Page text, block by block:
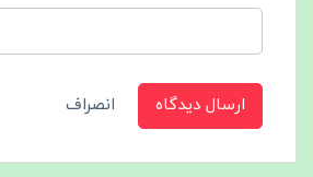
ارسال دیدگاه انصراف